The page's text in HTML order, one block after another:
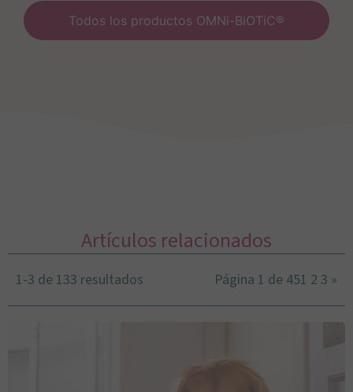
Todos los productos OMNi-BiOTiC®
Artículos relacionados
1-3 de 133 resultados Página 1 de 451 2 3 »